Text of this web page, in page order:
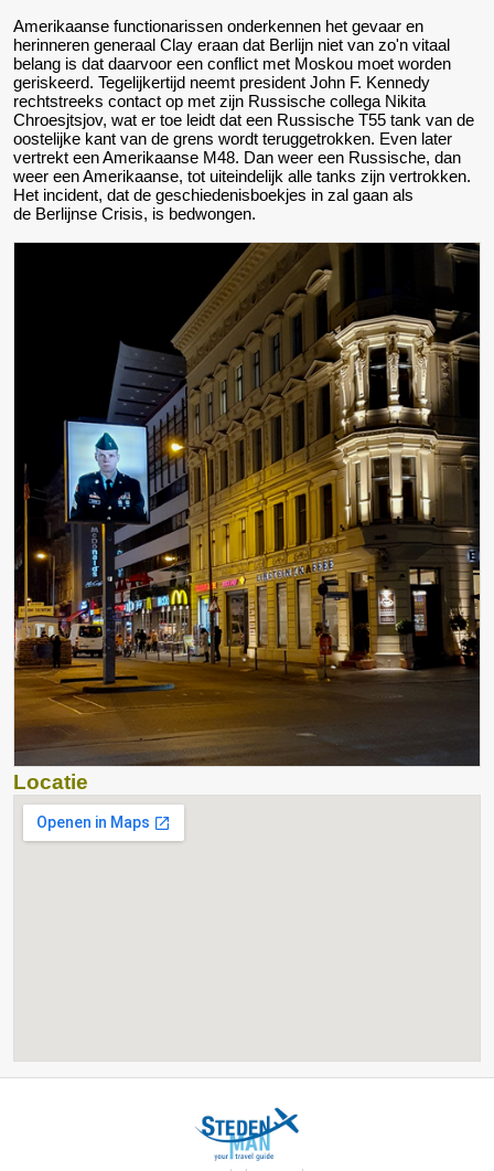
Amerikaanse functionarissen onderkennen het gevaar en
herinneren generaal Clay eraan dat Berlijn niet van zo'n vitaal
belang is dat daarvoor een conflict met Moskou moet worden
geriskeerd. Tegelijkertijd neemt president John F. Kennedy
rechtstreeks contact op met zijn Russische collega Nikita
Chroesjtsjov, wat er toe leidt dat een Russische T55 tank van de
oostelijke kant van de grens wordt teruggetrokken. Even later
vertrekt een Amerikaanse M48. Dan weer een Russische, dan
weer een Amerikaanse, tot uiteindelijk alle tanks zijn vertrokken.
Het incident, dat de geschiedenisboekjes in zal gaan als
de Berlijnse Crisis, is bedwongen.
Locatie